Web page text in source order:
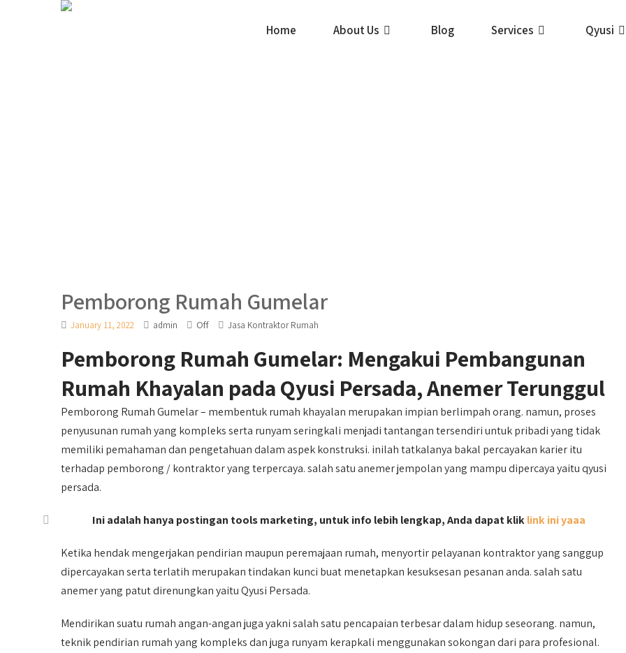
Home About Us Blog Services Qyusi
Pemborong Rumah Gumelar
January 11, 2022 admin Off Jasa Kontraktor Rumah
Pemborong Rumah Gumelar: Mengakui Pembangunan
Rumah Khayalan pada Qyusi Persada, Anemer Terunggul
Pemborong Rumah Gumelar – membentuk rumah khayalan merupakan impian berlimpah orang. namun, proses
penyusunan rumah yang kompleks serta runyam seringkali menjadi tantangan tersendiri untuk pribadi yang tidak
memiliki pemahaman dan pengetahuan dalam aspek konstruksi. inilah tatkalanya bakal percayakan karier itu
terhadap pemborong / kontraktor yang terpercaya. salah satu anemer jempolan yang mampu dipercaya yaitu qyusi
persada.
Ini adalah hanya postingan tools marketing, untuk info lebih lengkap, Anda dapat kliklink ini yaaa
Ketika hendak mengerjakan pendirian maupun peremajaan rumah, menyortir pelayanan kontraktor yang sanggup
dipercayakan serta terlatih merupakan tindakan kunci buat menetapkan kesuksesan pesanan anda. salah satu
anemer yang patut direnungkan yaitu Qyusi Persada.
Mendirikan suatu rumah angan-angan juga yakni salah satu pencapaian terbesar dalam hidup seseorang. namun,
teknik pendirian rumah yang kompleks dan juga runyam kerapkali menggunakan sokongan dari para profesional.